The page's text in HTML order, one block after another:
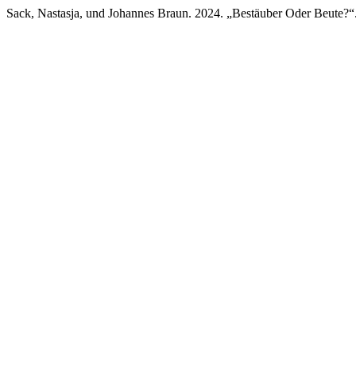
Sack, Nastasja, und Johannes Braun. 2024. „Bestäuber Oder